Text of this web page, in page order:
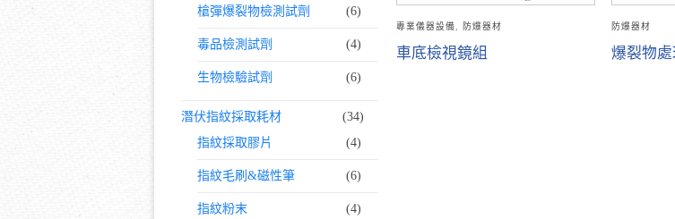
專業儀器設備 防爆器材
車底檢視鏡組
防爆器材
爆裂物
槍彈爆裂物檢測試劑
(6)
毒品檢測試劑 (4)
生物檢驗試劑 (6)
潛伏指紋採取耗材
(34)
指紋採取膠片
(4)
指紋毛刷&磁性筆 (6)
指紋粉末 (4)